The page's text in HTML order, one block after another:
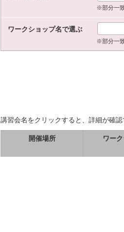
※部分一
ワークショップ名で選ぶ
※部分一
講習会名をクリックすると、詳細が確認
開催場所 ワー